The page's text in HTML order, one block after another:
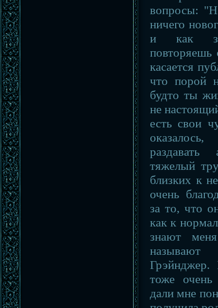
вопросы:
ничего
и как
касается
что порой
будто ты
не
есть свои
тяжелый
близких к
очень
за то, что
как к
знают
тоже
дали мне